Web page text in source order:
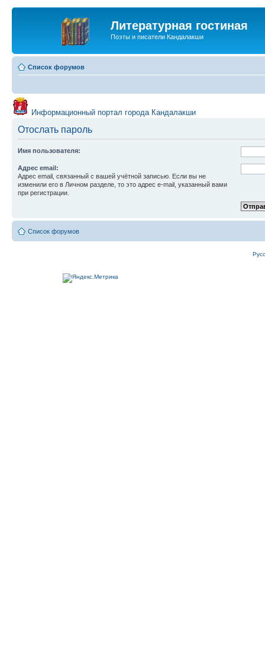
Литературная гостиная
Поэты и писатели Кандалакши
Список форумов
Информационный портал города Кандалакши
Отослать пароль
Имя пользователя:
Адрес email:
Адрес email, связанный с вашей учётной записью. Если вы не
изменили его в Личном разделе, то это адрес e-mail, указанный вами
при регистрации.
Список форумов